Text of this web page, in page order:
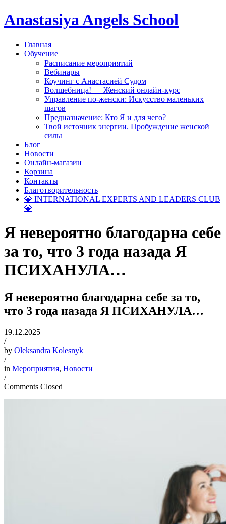
Anastasiya Angels School
Главная
Обучение
Расписание мероприятий
Вебинары
Коучинг с Анастасией Судом
Волшебница! — Женский онлайн-курс
Управление по-женски: Искусство маленьких
шагов
Предназначение: Кто Я и для чего?
Твой источник энергии. Пробуждение женской
силы
Блог
Новости
Онлайн-магазин
Корзина
Контакты
Благотворительность
💎 INTERNATIONAL EXPERTS AND LEADERS CLUB
💎
Я невероятно благодарна себе
за то, что 3 года назада Я
ПСИХАНУЛА…
Я невероятно благодарна себе за то,
что 3 года назада Я ПСИХАНУЛА…
19.12.2025
/
by Oleksandra Kolesnyk
/
in Мероприятия, Новости
/
Comments Closed